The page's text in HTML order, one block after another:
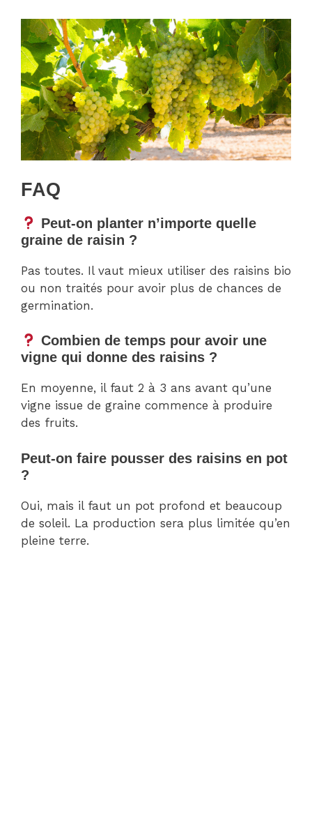
FAQ
Peut-on planter n’importe quelle
graine de raisin ?
Pas toutes. Il vaut mieux utiliser des raisins bio
ou non traités pour avoir plus de chances de
germination.
Combien de temps pour avoir une
vigne qui donne des raisins ?
En moyenne, il faut 2 à 3 ans avant qu’une
vigne issue de graine commence à produire
des fruits.
Peut-on faire pousser des raisins en pot
?
Oui, mais il faut un pot profond et beaucoup
de soleil. La production sera plus limitée qu’en
pleine terre.